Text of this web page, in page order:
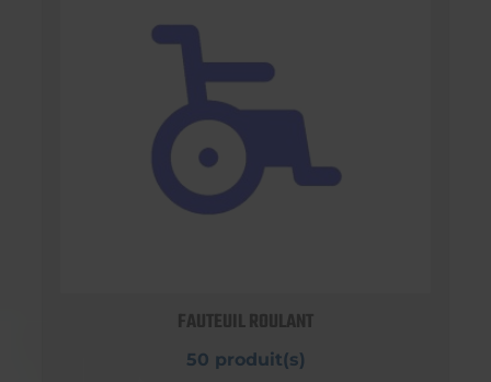
FAUTEUIL ROULANT
50 produit(s)